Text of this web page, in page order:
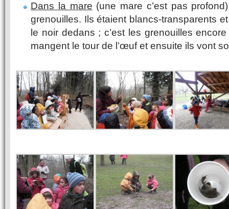
Dans la mare (une mare c’est pas
grenouilles. Ils étaient blancs-transparents
le noir dedans ; c’est les grenouilles
mangent le tour de l’œuf et ensuite ils vont